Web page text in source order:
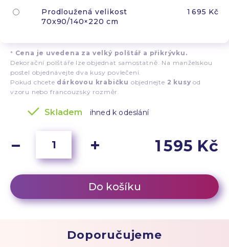
Prodloužená velikost
70x90/140×220 cm
1 695 Kč
* Cena je uvedena za velký polštář a přikrývku.
Dekorační polštáře lze objednat samostatně. Na manželskou
postel objednávejte dva kusy povlečení.
Pokud chcete dárkovou krabičku objednejte 2 kusy od
vzoru nebo francouzský rozměr.
Skladem ihned k odeslání
1 595 Kč
Do košíku
Doporučujeme